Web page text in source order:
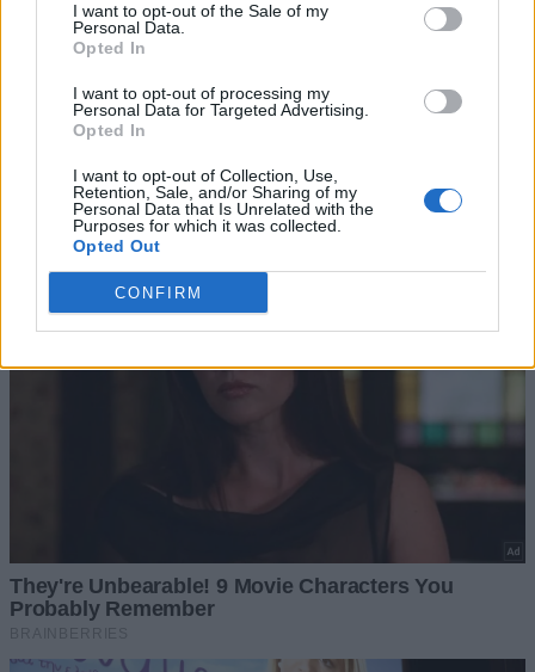
I want to opt-out of the Sale of my
Personal Data.
Opted In
I want to opt-out of processing my
Personal Data for Targeted Advertising.
Opted In
I want to opt-out of Collection, Use,
Retention, Sale, and/or Sharing of my
Personal Data that Is Unrelated with the
Purposes for which it was collected.
Opted Out
CONFIRM